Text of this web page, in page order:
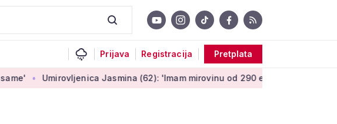
Prijava Registracija Pretplata
Umirovljenica Jasmina (62): 'Imam mirovinu od 290 eura, a dobijem i socijalnu